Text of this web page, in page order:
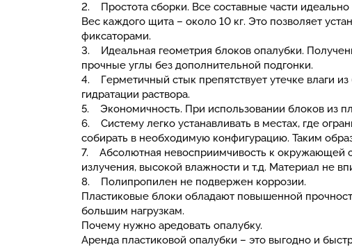
2. Простота сборки. Все составные части
Вес каждого щита – около 10 кг. Это позволяет
фиксаторами.
3. Идеальная геометрия блоков опалубки.
прочные углы без дополнительной подгонки.
4. Герметичный стык препятствует утечке влаги
гидратации раствора.
5. Экономичность. При использовании блоков из
6. Систему легко устанавливать в местах, где
собирать в необходимую конфигурацию. Таким
7. Абсолютная невосприимчивость к окружающей
излучения, высокой влажности и т.д. Материал не
8. Полипропилен не подвержен коррозии.
Пластиковые блоки обладают повышенной
большим нагрузкам.
Почему нужно аредовать опалубку.
Аренда пластиковой опалубки – это выгодно и